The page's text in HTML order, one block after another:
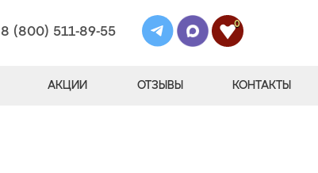
8 (800) 511-89-55
0
АКЦИИ ОТЗЫВЫ КОНТАКТЫ